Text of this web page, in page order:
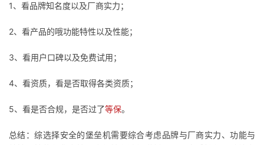
我
的
我
1、看品牌知名度以及厂商实力；
2、看产品的哦功能特性以及性能；
3、看用户口碑以及免费试用；
4、看资质，看是否取得各类资质；
5、看是否合规，是否过了等保。
总结：综选择安全的堡垒机需要综合考虑品牌与厂商实力、功能与